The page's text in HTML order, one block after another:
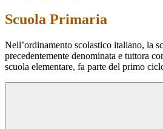
Scuola Primaria
Nell’ordinamento scolastico italiano, la
precedentemente denominata e tuttora
scuola elementare, fa parte del primo